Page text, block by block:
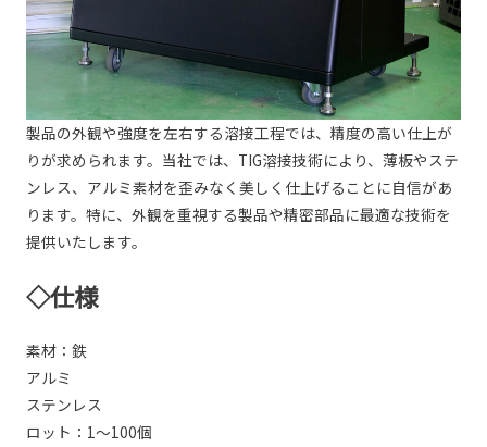
製品の外観や強度を左右する溶接工程では、精度の高い仕上が
りが求められます。当社では、TIG溶接技術により、薄板やステ
ンレス、アルミ素材を歪みなく美しく仕上げることに自信があ
ります。特に、外観を重視する製品や精密部品に最適な技術を
提供いたします。
◇仕様
素材：鉄
アルミ
ステンレス
ロット：1～100個